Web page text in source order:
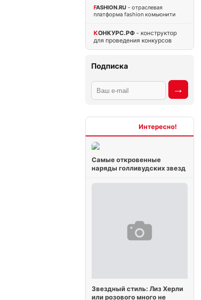
FASHION.RU - отраслевая
платформа fashion комьюнити
КОНКУРС.РФ - конструктор
для проведения конкурсов
Подписка
Самые откровенные
наряды голливудских звезд
Звездный стиль: Лиз Херли
или розового много не